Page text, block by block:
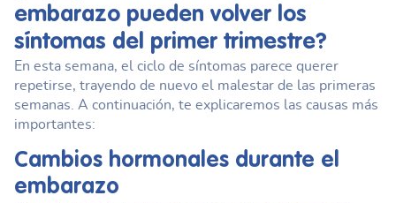
embarazo pueden volver los
síntomas del primer trimestre?
En esta semana, el ciclo de síntomas parece querer
repetirse, trayendo de nuevo el malestar de las primeras
semanas. A continuación, te explicaremos las causas más
importantes:
Cambios hormonales durante el
embarazo